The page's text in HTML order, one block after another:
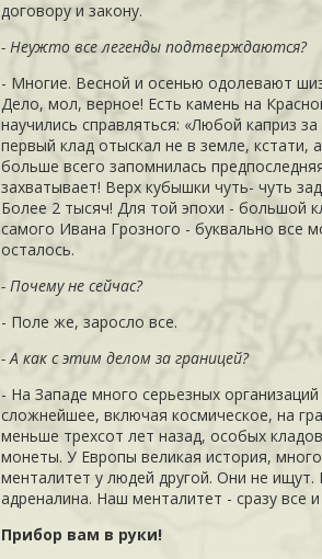
договору и закону.
- Неужто все легенды подтверждаются?
- Многие. Весной и осенью одолевают
Дело, мол, верное! Есть камень на
научились справляться: «Любой каприз
первый клад отыскал не в земле, кстати,
больше всего запомнилась
захватывает! Верх кубышки чуть- чуть
Более 2 тысяч! Для той эпохи - большой
самого Ивана Грозного - буквально
осталось.
- Почему не сейчас?
- Поле же, заросло все.
- А как с этим делом за границей?
- На Западе много серьезных
сложнейшее, включая космическое, на
меньше трехсот лет назад, особых
монеты. У Европы великая история,
менталитет у людей другой. Они не
адреналина. Наш менталитет - сразу все и
Прибор вам в руки!